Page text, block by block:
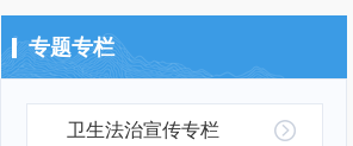
专题专栏
卫生法治宣传专栏